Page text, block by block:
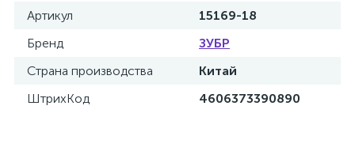
Артикул
15169-18
Бренд
ЗУБР
Страна производства
Китай
ШтрихКод
4606373390890